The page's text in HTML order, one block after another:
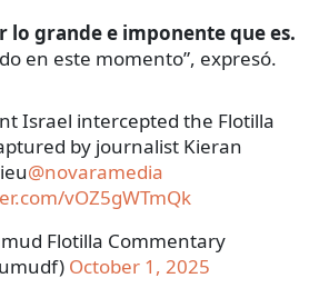
lo grande e imponente que es.
en este momento”, expresó.
Israel intercepted the Flotilla
by journalist Kieran
@novaramedia
vOZ5gWTmQk
Flotilla Commentary
October 1, 2025